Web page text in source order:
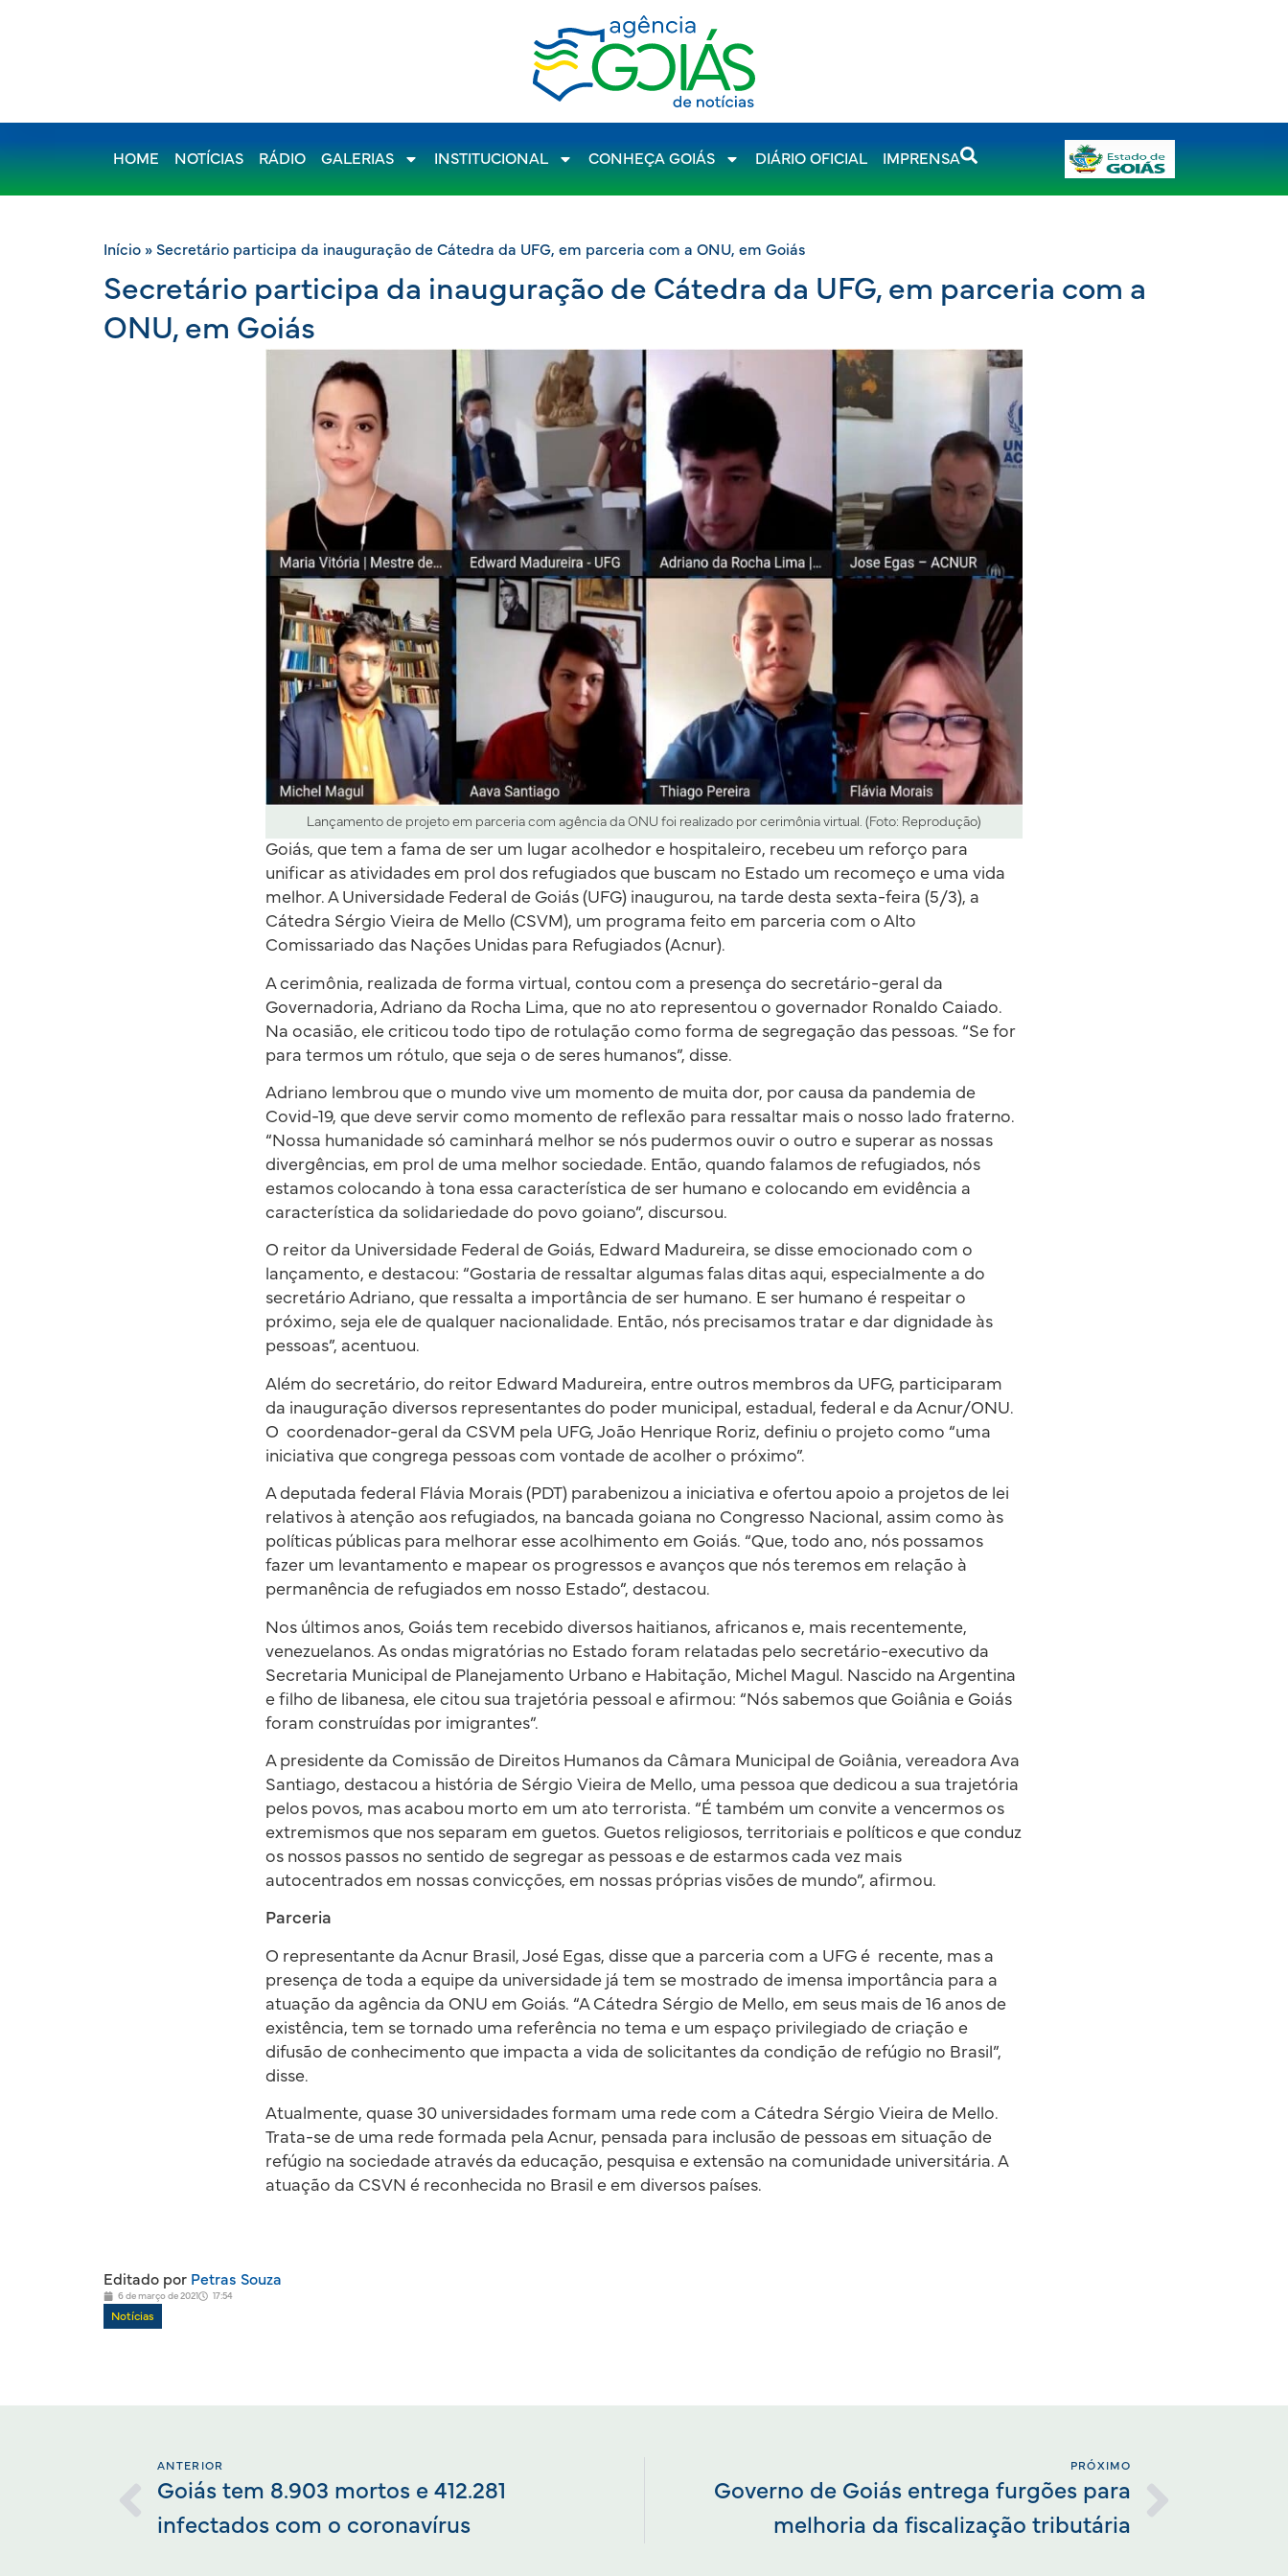
HOME NOTÍCIAS RÁDIO GALERIAS INSTITUCIONAL CONHEÇA GOIÁS DIÁRIO OFICIAL IMPRENSA
Início » Secretário participa da inauguração de Cátedra da UFG, em parceria com a ONU, em Goiás
Secretário participa da inauguração de Cátedra da UFG, em parceria com a
ONU, em Goiás
Lançamento de projeto em parceria com agência da ONU foi realizado por cerimônia virtual. (Foto: Reprodução)
Goiás, que tem a fama de ser um lugar acolhedor e hospitaleiro, recebeu um reforço para
unificar as atividades em prol dos refugiados que buscam no Estado um recomeço e uma vida
melhor. A Universidade Federal de Goiás (UFG) inaugurou, na tarde desta sexta-feira (5/3), a
Cátedra Sérgio Vieira de Mello (CSVM), um programa feito em parceria com o Alto
Comissariado das Nações Unidas para Refugiados (Acnur).
A cerimônia, realizada de forma virtual, contou com a presença do secretário-geral da
Governadoria, Adriano da Rocha Lima, que no ato representou o governador Ronaldo Caiado.
Na ocasião, ele criticou todo tipo de rotulação como forma de segregação das pessoas. “Se for
para termos um rótulo, que seja o de seres humanos”, disse.
Adriano lembrou que o mundo vive um momento de muita dor, por causa da pandemia de
Covid-19, que deve servir como momento de reflexão para ressaltar mais o nosso lado fraterno.
“Nossa humanidade só caminhará melhor se nós pudermos ouvir o outro e superar as nossas
divergências, em prol de uma melhor sociedade. Então, quando falamos de refugiados, nós
estamos colocando à tona essa característica de ser humano e colocando em evidência a
característica da solidariedade do povo goiano”, discursou.
O reitor da Universidade Federal de Goiás, Edward Madureira, se disse emocionado com o
lançamento, e destacou: “Gostaria de ressaltar algumas falas ditas aqui, especialmente a do
secretário Adriano, que ressalta a importância de ser humano. E ser humano é respeitar o
próximo, seja ele de qualquer nacionalidade. Então, nós precisamos tratar e dar dignidade às
pessoas”, acentuou.
Além do secretário, do reitor Edward Madureira, entre outros membros da UFG, participaram
da inauguração diversos representantes do poder municipal, estadual, federal e da Acnur/ONU.
O coordenador-geral da CSVM pela UFG, João Henrique Roriz, definiu o projeto como “uma
iniciativa que congrega pessoas com vontade de acolher o próximo”.
A deputada federal Flávia Morais (PDT) parabenizou a iniciativa e ofertou apoio a projetos de lei
relativos à atenção aos refugiados, na bancada goiana no Congresso Nacional, assim como às
políticas públicas para melhorar esse acolhimento em Goiás. “Que, todo ano, nós possamos
fazer um levantamento e mapear os progressos e avanços que nós teremos em relação à
permanência de refugiados em nosso Estado”, destacou.
Nos últimos anos, Goiás tem recebido diversos haitianos, africanos e, mais recentemente,
venezuelanos. As ondas migratórias no Estado foram relatadas pelo secretário-executivo da
Secretaria Municipal de Planejamento Urbano e Habitação, Michel Magul. Nascido na Argentina
e filho de libanesa, ele citou sua trajetória pessoal e afirmou: “Nós sabemos que Goiânia e Goiás
foram construídas por imigrantes”.
A presidente da Comissão de Direitos Humanos da Câmara Municipal de Goiânia, vereadora Ava
Santiago, destacou a história de Sérgio Vieira de Mello, uma pessoa que dedicou a sua trajetória
pelos povos, mas acabou morto em um ato terrorista. “É também um convite a vencermos os
extremismos que nos separam em guetos. Guetos religiosos, territoriais e políticos e que conduz
os nossos passos no sentido de segregar as pessoas e de estarmos cada vez mais
autocentrados em nossas convicções, em nossas próprias visões de mundo”, afirmou.
Parceria
O representante da Acnur Brasil, José Egas, disse que a parceria com a UFG é recente, mas a
presença de toda a equipe da universidade já tem se mostrado de imensa importância para a
atuação da agência da ONU em Goiás. “A Cátedra Sérgio de Mello, em seus mais de 16 anos de
existência, tem se tornado uma referência no tema e um espaço privilegiado de criação e
difusão de conhecimento que impacta a vida de solicitantes da condição de refúgio no Brasil”,
disse.
Atualmente, quase 30 universidades formam uma rede com a Cátedra Sérgio Vieira de Mello.
Trata-se de uma rede formada pela Acnur, pensada para inclusão de pessoas em situação de
refúgio na sociedade através da educação, pesquisa e extensão na comunidade universitária. A
atuação da CSVN é reconhecida no Brasil e em diversos países.
Editado por Petras Souza
6 de março de 2021 17:54
Notícias
ANTERIOR
Goiás tem 8.903 mortos e 412.281
infectados com o coronavírus
PRÓXIMO
Governo de Goiás entrega furgões para
melhoria da fiscalização tributária